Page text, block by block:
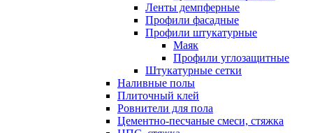
Ленты демпферные
Профили фасадные
Профили штукатурные
Маяк
Профили углозащитные
Штукатурные сетки
Наливные полы
Плиточный клей
Ровнители для пола
Цементно-песчаные смеси, стяжка